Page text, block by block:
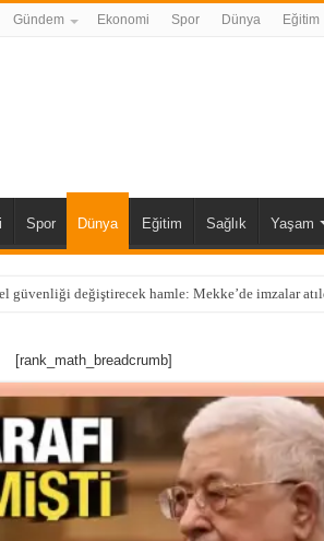
Gündem Ekonomi Spor Dünya Eğitim
Spor Dünya Eğitim Sağlık Yaşam
güvenliği değiştirecek hamle: Mekke’de imzalar
[rank_math_breadcrumb]